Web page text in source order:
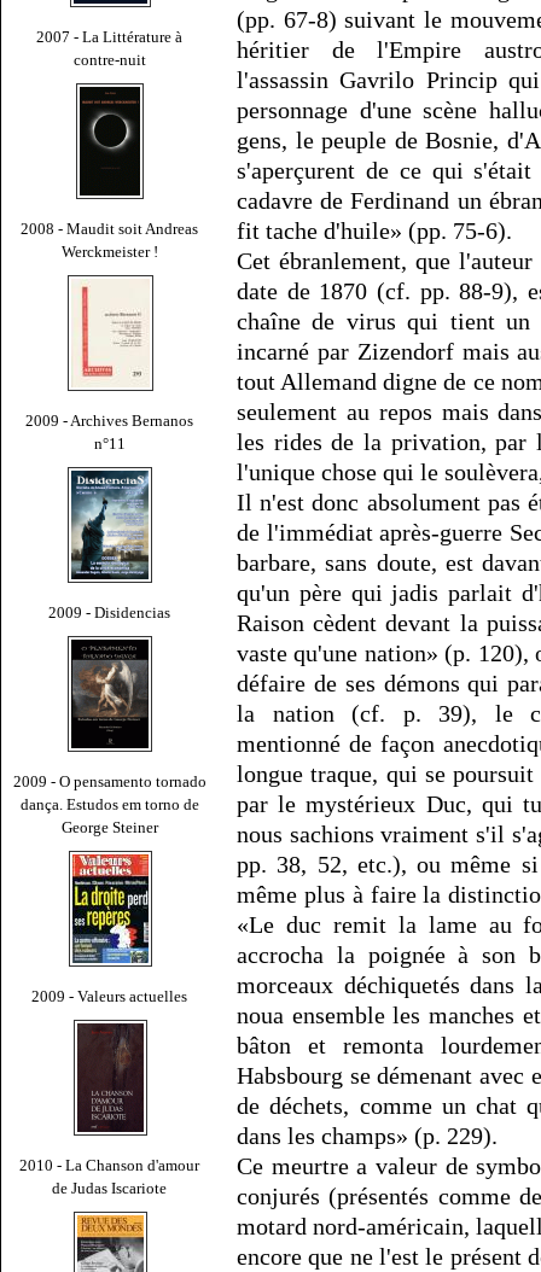
2007 - La Littérature à
contre-nuit
2008 - Maudit soit Andreas
Werckmeister !
2009 - Archives Bernanos
n°11
2009 - Disidencias
2009 - O pensamento tornado
dança. Estudos em torno de
George Steiner
2009 - Valeurs actuelles
2010 - La Chanson d'amour
de Judas Iscariote
(pp. 67-8) suivant le
héritier de l'Empire
l'assassin Gavrilo Princip
personnage d'une scène
gens, le peuple de Bosnie,
s'aperçurent de ce qui s'était
cadavre de Ferdinand un
fit tache d'huile» (pp. 75-6).
Cet ébranlement, que
date de 1870 (cf. pp. 88-9),
chaîne de virus qui tient un
incarné par Zizendorf mais
tout Allemand digne de ce
seulement au repos mais
les rides de la privation, par
l'unique chose qui le
Il n'est donc absolument pas
de l'immédiat après-guerre
barbare, sans doute, est
qu'un père qui jadis parlait
Raison cèdent devant la
vaste qu'une nation» (p. 120),
défaire de ses démons qui
la nation (cf. p. 39), le
mentionné de façon
longue traque, qui se
par le mystérieux Duc, qui
nous sachions vraiment s'il
pp. 38, 52, etc.), ou même
même plus à faire la
«Le duc remit la lame au
accrocha la poignée à son
morceaux déchiquetés
noua ensemble les manches
bâton et remonta
Habsbourg se démenant
de déchets, comme un chat
dans les champs» (p. 229).
Ce meurtre a valeur de
conjurés (présentés comme
motard nord-américain,
encore que ne l'est le présent